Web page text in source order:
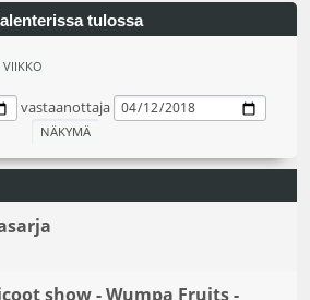
tulossa
VIIKKO
vastaanottaja
show - Wumpa Fruits -